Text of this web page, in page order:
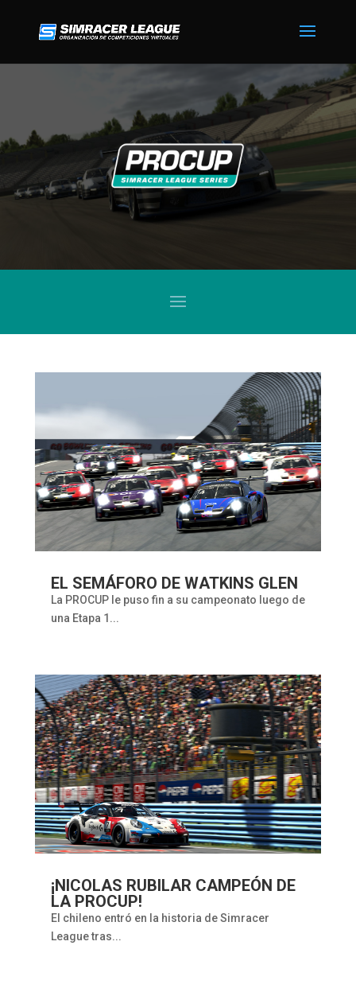
EL SEMÁFORO DE WATKINS GLEN
La PROCUP le puso fin a su campeonato luego de
una Etapa 1...
¡NICOLAS RUBILAR CAMPEÓN DE
LA PROCUP!
El chileno entró en la historia de Simracer
League tras...